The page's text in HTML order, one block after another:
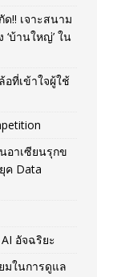
!! เจาะสนาม
‘บ้านใหญ่’ ใน
อที่เข้าใจผู้ใช้
อาเซียนรุกข
ค Data
อัจฉริยะ
มในการดูแล